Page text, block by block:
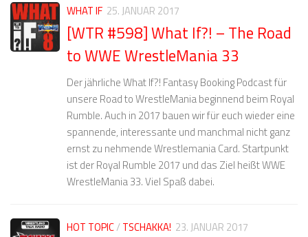
WHAT IF 25. JANUAR 2017
[WTR #598] What If?! – The Road
to WWE WrestleMania 33
Der jährliche What If?! Fantasy Booking Podcast für
unsere Road to WrestleMania beginnend beim Royal
Rumble. Auch in 2017 bauen wir für euch wieder eine
spannende, interessante und manchmal nicht ganz
ernst zu nehmende Wrestlemania Card. Startpunkt
ist der Royal Rumble 2017 und das Ziel heißt WWE
WrestleMania 33. Viel Spaß dabei.
HOT TOPIC/TSCHAKKA! 23. JANUAR 2017